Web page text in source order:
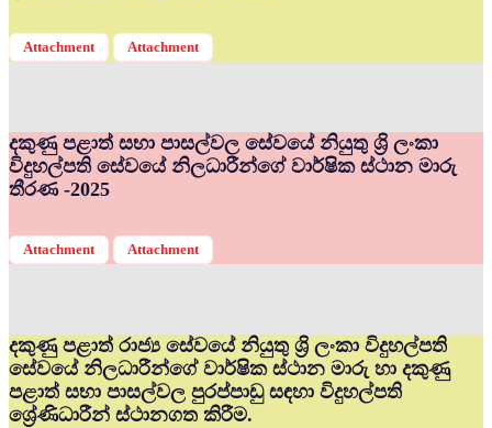
Attachment Attachment
දකුණු පළාත් සභා පාසල්වල සේවයේ නියුතු ශ්‍රි ලංකා
විදුහල්පති සේවයේ නිලධාරීන්ගේ වාර්ෂික ස්ථාන මාරු
තීරණ -2025
Attachment Attachment
දකුණු පළාත් රාජ්‍ය සේවයේ නියුතු ශ්‍රි ලංකා විදුහල්පති
සේවයේ නිලධාරීන්ගේ වාර්ෂික ස්ථාන මාරු හා දකුණු
පළාත් සභා පාසල්වල පුරප්පාඩු සඳහා විදුහල්පති
ශ්‍රේණිධාරීන් ස්ථානගත කිරීම.